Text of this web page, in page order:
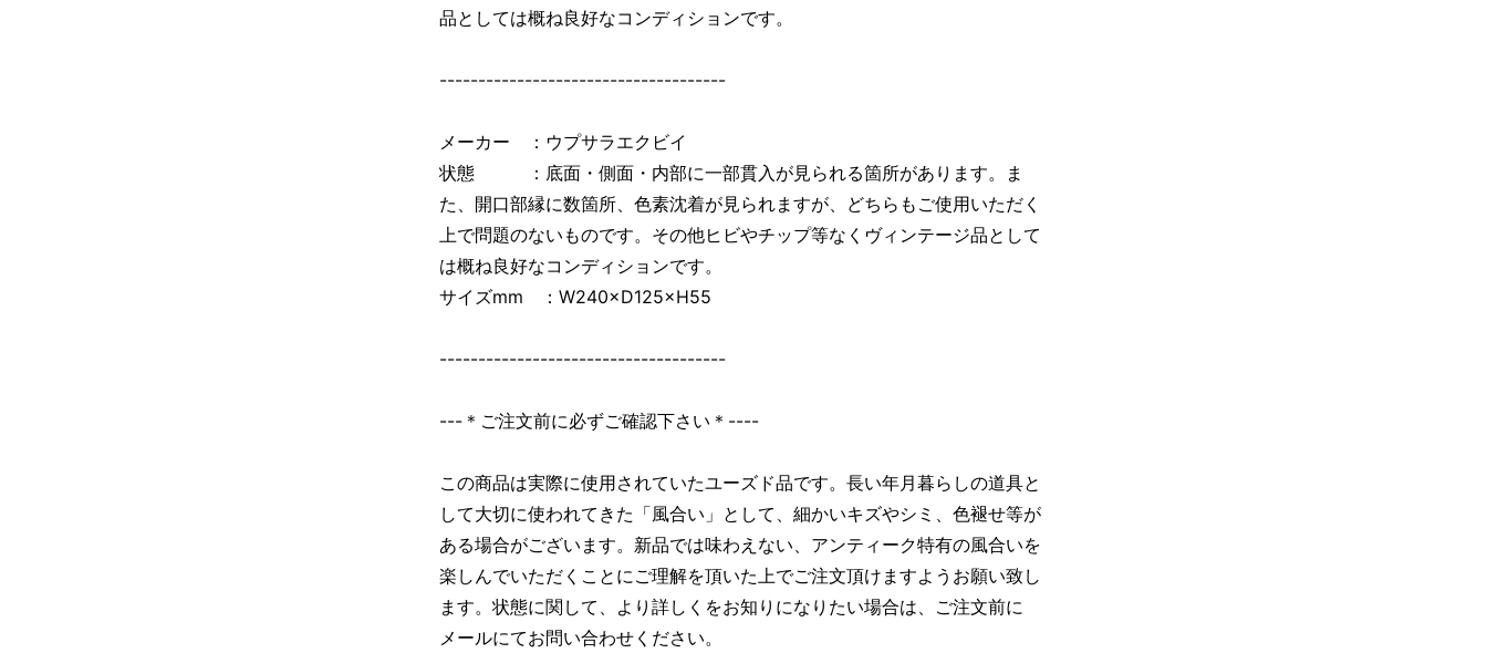
品としては概ね良好なコンディションです。
-------------------------------------
メーカー ：ウプサラエクビイ
状態 ：底面・側面・内部に一部貫入が見られる箇所があります。ま
た、開口部縁に数箇所、色素沈着が見られますが、どちらもご使用いただく
上で問題のないものです。その他ヒビやチップ等なくヴィンテージ品として
は概ね良好なコンディションです。
サイズmm ：W240×D125×H55
-------------------------------------
---＊ご注文前に必ずご確認下さい＊----
この商品は実際に使用されていたユーズド品です。長い年月暮らしの道具と
して大切に使われてきた「風合い」として、細かいキズやシミ、色褪せ等が
ある場合がございます。新品では味わえない、アンティーク特有の風合いを
楽しんでいただくことにご理解を頂いた上でご注文頂けますようお願い致し
ます。状態に関して、より詳しくをお知りになりたい場合は、ご注文前に
メールにてお問い合わせください。